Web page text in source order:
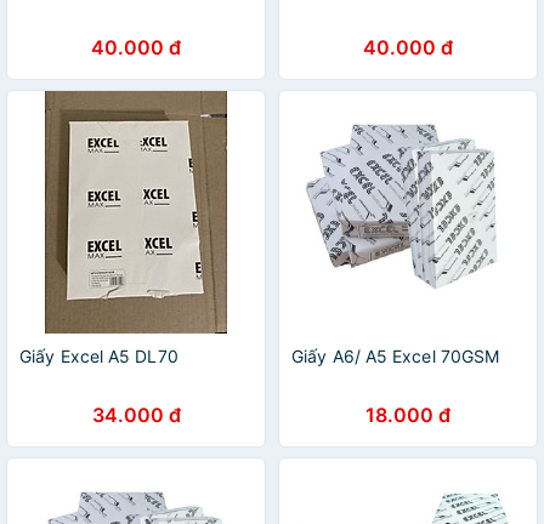
40.000 đ 40.000 đ
Giấy Excel A5 DL70
34.000 đ
Giấy A6/ A5 Excel 70GSM
18.000 đ